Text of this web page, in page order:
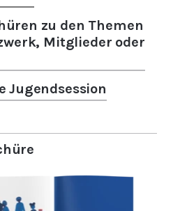
zu den Themen
Mitglieder oder
Jugendsession